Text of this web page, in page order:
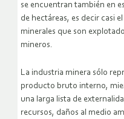
se encuentran también en
de hectáreas, es decir casi
minerales que son
mineros.
La industria minera sólo
producto bruto interno,
una larga lista de
recursos, daños al medio